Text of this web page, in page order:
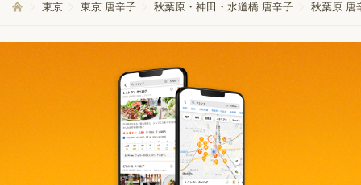
東京 東京 唐辛子 秋葉原・神田・水道橋 唐辛子 秋葉原 唐